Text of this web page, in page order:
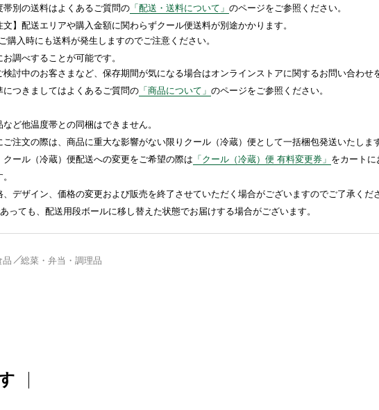
別の送料はよくあるご質問の 「配送・送料について」 のページをご参照ください。
文】配送エリアや購入金額に関わらずクール便送料が別途かかります。
購入時にも送料が発生しますのでご注意ください。
お調べすることが可能です。
討中のお客さまなど、保存期間が気になる場合はオンラインストアに関するお問い合わせ
につきましてはよくあるご質問の 「商品について」 のページをご参照ください。
ど他温度帯との同梱はできません。
注文の際は、商品に重大な影響がない限りクール（冷蔵）便として一括梱包発送いたします
ール（冷蔵）便配送への変更をご希望の際は 「クール（冷蔵）便 有料変更券」 をカートに
デザイン、価格の変更および販売を終了させていただく場合がございますのでご了承くだ
っても、配送用段ボールに移し替えた状態でお届けする場合がございます。
品 総菜・弁当・調理品